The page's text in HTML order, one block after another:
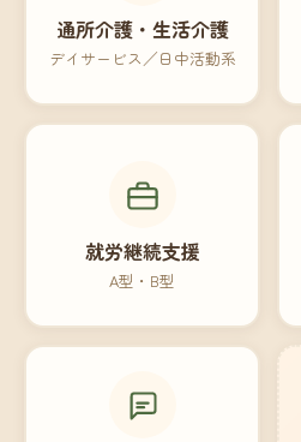
通所介護・生活介護
デイサービス／日中活動系
就労継続支援
A型・B型